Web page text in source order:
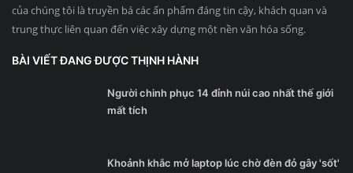
của chúng tôi là truyền bá các ấn phẩm đáng tin cậy, khách quan và
trung thực liên quan đến việc xây dựng một nền văn hóa sống.
BÀI VIẾT ĐANG ĐƯỢC THỊNH HÀNH
Người chinh phục 14 đỉnh núi cao nhất thế giới
mất tích
Khoảnh khắc mở laptop lúc chờ đèn đỏ gây 'sốt'